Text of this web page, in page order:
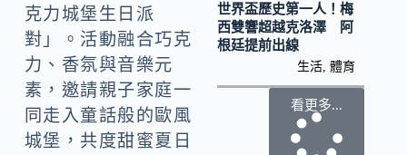
克力城堡生日派
對」。活動融合巧克
力、香氛與音樂元
素，邀請親子家庭一
同走入童話般的歐風
城堡，共度甜蜜夏日
世界盃歷史第一人！梅
西雙響超越克洛澤 阿
根廷提前出線
生活 ,體育
看更多...